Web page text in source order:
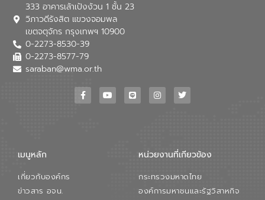
ใช้น้ำที่พุ่งสูงขึ้นจากการขยายตัวของ
การองค์การจัดการน้ำเสีย กล่าวถึงภารกิจ
เพื่อสนับสนุนการพัฒนาเมืองอย่างยั่งยืน
ขณะที่ นายบดินทร์ อุดล กรรมการผู้อำนวย
สมดุลทางเศรษฐกิจและสิ่งแวดล้อมได้อย่าง
ภาคเอกชนในครั้งนี้ นับเป็นก้าวสำคัญของ
องค์การจัดการน้ำเสีย (อจน.) ในการร่วมวาง
333 อาคารเล้าเป้งง้วน 1 ชั้น 23
วิภาวดีรังสิต แขวงจอมพล
เขตจตุจักร กรุงเทพฯ 10900
0-2273-8530-39
0-2273-8577-79
saraban@wma.or.th
เมนูหลัก
เกี่ยวกับองค์กร
ข่าวสาร อจน.
หน่วยงานที่เกียวข้อง
กระทรวงมหาดไทย
องค์การมหาชนและรัฐวิสาหกิจ